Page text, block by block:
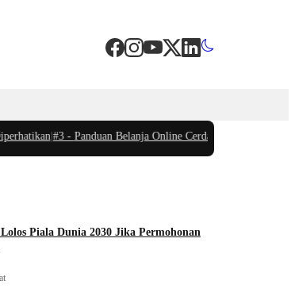
|#3 -Panduan Belanja Online Cerdas: Pilih Produk
Piala Dunia 2030 Jika Permohonan